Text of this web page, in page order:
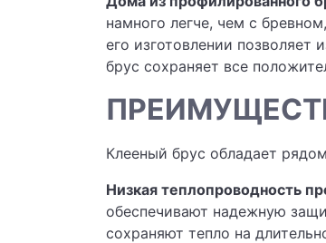
намного легче, чем с
его изготовлении
брус сохраняет все
Клееный брус обладает
Низкая теплопроводность
обеспечивают надежную
сохраняют тепло на